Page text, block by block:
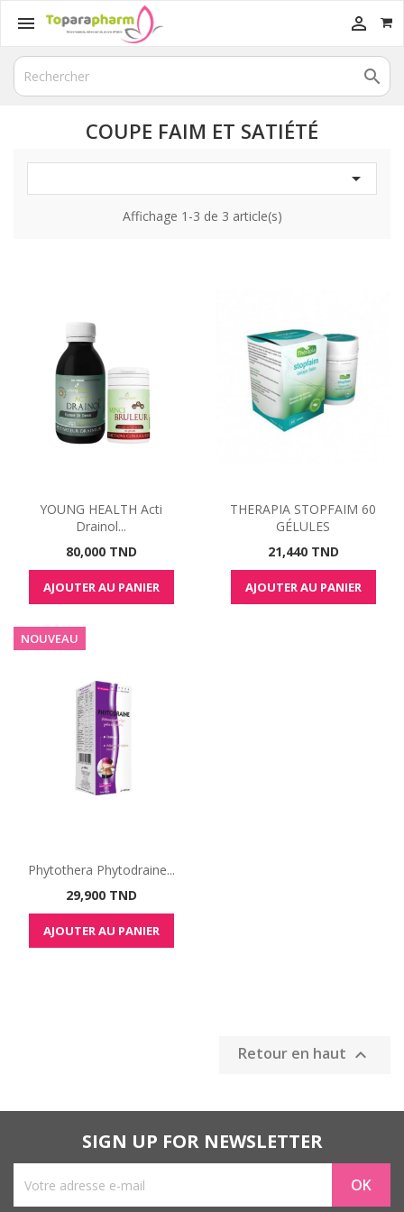
 

COUPE FAIM ET SATIÉTÉ

Affichage 1-3 de 3 article(s)
YOUNG HEALTH Acti
Drainol...
Prix
80,000 TND
AJOUTER AU PANIER
THERAPIA STOPFAIM 60
GÉLULES
Prix
21,440 TND
AJOUTER AU PANIER
NOUVEAU
Phytothera Phytodraine...
Prix
29,900 TND
AJOUTER AU PANIER
Retour en haut 
SIGN UP FOR NEWSLETTER